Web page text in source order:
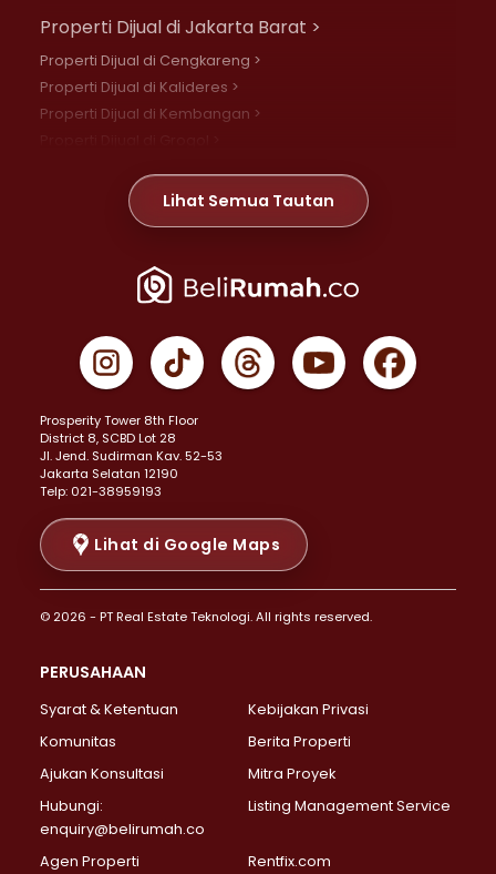
Properti Dijual di Jakarta Barat >
Properti Dijual di Cengkareng >
Properti Dijual di Kalideres >
Properti Dijual di Kembangan >
Properti Dijual di Meruya >
Properti Dijual di Jelambar >
Properti Dijual di Jakarta Pusat >
Properti Dijual di Gambir >
Properti Dijual di Johar Baru >
Properti Dijual di Menteng >
Properti Dijual di Senen >
Properti Dijual di Tanah Abang >
Properti Dijual di Cikini >
Properti Dijual di Kramat >
Properti Dijual di Pasar Baru >
Properti Dijual di Bendungan Hilir >
Properti Dijual di Jakarta Selatan >
Properti Dijual di Lebak Bulus >
Properti Dijual di Gandaria Selatan >
Properti Dijual di Pondok Labu >
Properti Dijual di Lenteng Agung >
Properti Dijual di Senayan >
Properti Dijual di Pondok Pinang >
Lihat Semua Tautan
Prosperity Tower 8th Floor
District 8, SCBD Lot 28
JI. Jend. Sudirman Kav. 52-53
Jakarta Selatan 12190
Telp: 021-38959193
Lihat di Google Maps
© 2026 - PT Real Estate Teknologi. All rights reserved.
PERUSAHAAN
Syarat & Ketentuan
Kebijakan Privasi
Komunitas
Berita Properti
Ajukan Konsultasi
Mitra Proyek
Hubungi:
enquiry@belirumah.co
Listing Management Service
Agen Properti Rentfix.com